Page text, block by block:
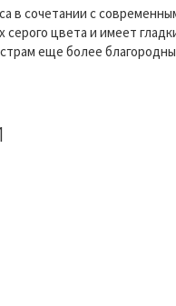
в сочетании с
цвета и имеет
еще более